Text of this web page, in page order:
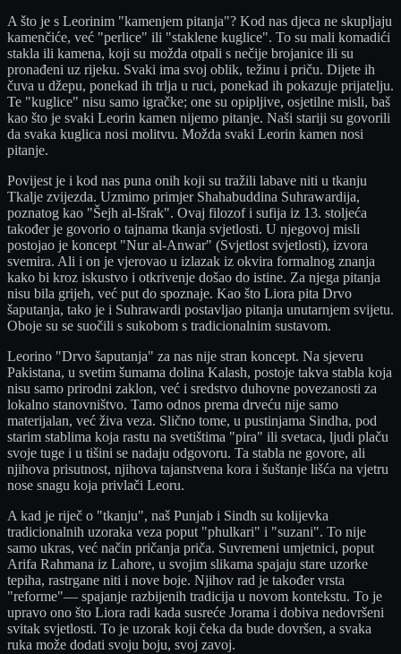
A što je s Leorinim "kamenjem pitanja"? Kod nas djeca ne skupljaju
kamenčiće, već "perlice" ili "staklene kuglice". To su mali komadići
stakla ili kamena, koji su možda otpali s nečije brojanice ili su
pronađeni uz rijeku. Svaki ima svoj oblik, težinu i priču. Dijete ih
čuva u džepu, ponekad ih trlja u ruci, ponekad ih pokazuje prijatelju.
Te "kuglice" nisu samo igračke; one su opipljive, osjetilne misli, baš
kao što je svaki Leorin kamen nijemo pitanje. Naši stariji su govorili
da svaka kuglica nosi molitvu. Možda svaki Leorin kamen nosi
pitanje.
Povijest je i kod nas puna onih koji su tražili labave niti u tkanju
Tkalje zvijezda. Uzmimo primjer Shahabuddina Suhrawardija,
poznatog kao "Šejh al-Išrak". Ovaj filozof i sufija iz 13. stoljeća
također je govorio o tajnama tkanja svjetlosti. U njegovoj misli
postojao je koncept "Nur al-Anwar" (Svjetlost svjetlosti), izvora
svemira. Ali i on je vjerovao u izlazak iz okvira formalnog znanja
kako bi kroz iskustvo i otkrivenje došao do istine. Za njega pitanja
nisu bila grijeh, već put do spoznaje. Kao što Liora pita Drvo
šaputanja, tako je i Suhrawardi postavljao pitanja unutarnjem svijetu.
Oboje su se suočili s sukobom s tradicionalnim sustavom.
Leorino "Drvo šaputanja" za nas nije stran koncept. Na sjeveru
Pakistana, u svetim šumama dolina Kalash, postoje takva stabla koja
nisu samo prirodni zaklon, već i sredstvo duhovne povezanosti za
lokalno stanovništvo. Tamo odnos prema drveću nije samo
materijalan, već živa veza. Slično tome, u pustinjama Sindha, pod
starim stablima koja rastu na svetištima "pira" ili svetaca, ljudi plaču
svoje tuge i u tišini se nadaju odgovoru. Ta stabla ne govore, ali
njihova prisutnost, njihova tajanstvena kora i šuštanje lišća na vjetru
nose snagu koja privlači Leoru.
A kad je riječ o "tkanju", naš Punjab i Sindh su kolijevka
tradicionalnih uzoraka veza poput "phulkari" i "suzani". To nije
samo ukras, već način pričanja priča. Suvremeni umjetnici, poput
Arifa Rahmana iz Lahore, u svojim slikama spajaju stare uzorke
tepiha, rastrgane niti i nove boje. Njihov rad je također vrsta
"reforme"— spajanje razbijenih tradicija u novom kontekstu. To je
upravo ono što Liora radi kada susreće Jorama i dobiva nedovršeni
svitak svjetlosti. To je uzorak koji čeka da bude dovršen, a svaka
ruka može dodati svoju boju, svoj zavoj.